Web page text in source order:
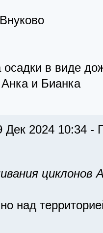
осадки в виде
и Бианка
Дек 2024 10:34 -
циклонов
над